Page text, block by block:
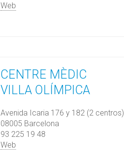
Web
CENTRE MÈDIC
VILLA OLÍMPICA
Avenida Icaria 176 y 182 (2 centros)
08005 Barcelona
93 225 19 48
Web